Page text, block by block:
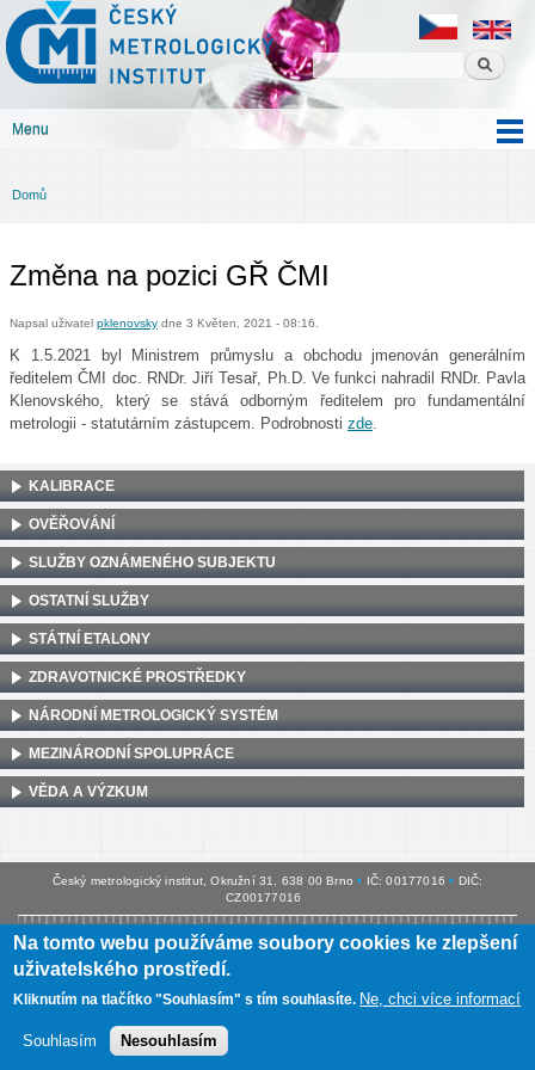
obsahu
Český
metrologický
institut
Menu
Jste zde
Domů
Změna na pozici GŘ ČMI
Napsal uživatel pklenovsky dne 3 Květen, 2021 - 08:16.
K 1.5.2021 byl M inistrem průmyslu a obchodu jmenován generálním
ředitelem ČMI doc. RNDr. Jiří Tesař, Ph.D. Ve funkci nahradil RNDr. Pavla
Klenovského, který se stává odborným ředitelem pro fundamentální
metrologii - statutárním zástupcem. Podrobnosti zde.
KALIBRACE
OVĚŘOVÁNÍ
SLUŽBY OZNÁMENÉHO SUBJEKTU
OSTATNÍ SLUŽBY
STÁTNÍ ETALONY
ZDRAVOTNICKÉ PROSTŘEDKY
NÁRODNÍ METROLOGICKÝ SYSTÉM
MEZINÁRODNÍ SPOLUPRÁCE
VĚDA A VÝZKUM
Český metrologický institut, Okružní 31, 638 00 Brno • IČ: 00177016 • DIČ:
CZ00177016
Mapa webu• Prohlášení o přístupnosti
Na tomto webu používáme soubory cookies ke zlepšení
uživatelského prostředí.
Kliknutím na tlačítko "Souhlasím" s tím souhlasíte. Ne, chci více informací
Souhlasím Nesouhlasím